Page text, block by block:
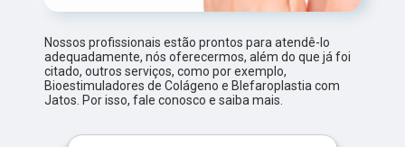
Nossos profissionais estão prontos para atendê-lo
adequadamente, nós oferecermos, além do que já foi
citado, outros serviços, como por exemplo,
Bioestimuladores de Colágeno e Blefaroplastia com
Jatos. Por isso, fale conosco e saiba mais.